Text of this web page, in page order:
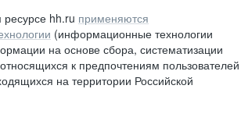
hh.ru применяются
(информационные технологии
на основе сбора, систематизации
к предпочтениям пользователей
на территории Российской